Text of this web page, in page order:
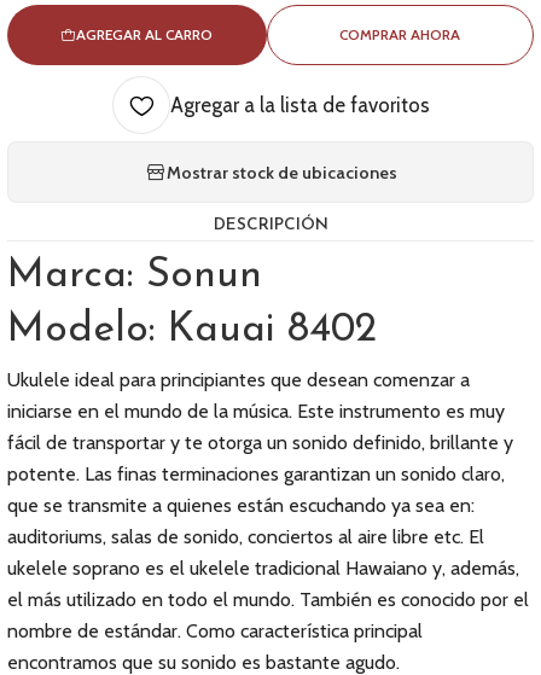
AGREGAR AL CARRO COMPRAR AHORA
Agregar a la lista de favoritos
Mostrar stock de ubicaciones
DESCRIPCIÓN
Marca: Sonun
Modelo: Kauai 8402
Ukulele ideal para principiantes que desean comenzar a
iniciarse en el mundo de la música. Este instrumento es muy
fácil de transportar y te otorga un sonido definido, brillante y
potente. Las finas terminaciones garantizan un sonido claro,
que se transmite a quienes están escuchando ya sea en:
auditoriums, salas de sonido, conciertos al aire libre etc. El
ukelele soprano es el ukelele tradicional Hawaiano y, además,
el más utilizado en todo el mundo. También es conocido por el
nombre de estándar. Como característica principal
encontramos que su sonido es bastante agudo.